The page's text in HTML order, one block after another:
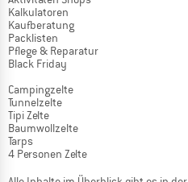
Kalkulatoren
Kaufberatung
Packlisten
Pflege & Reparatur
Black Friday
Campingzelte
Tunnelzelte
Tipi Zelte
Baumwollzelte
Tarps
4 Personen Zelte